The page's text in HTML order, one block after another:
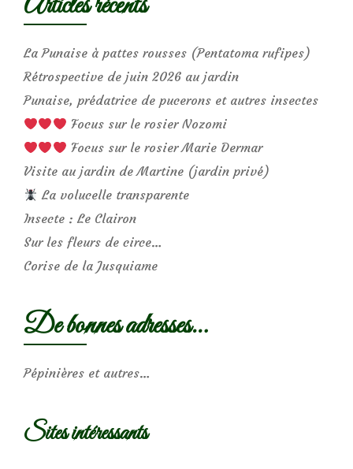
La Punaise à pattes rousses (Pentatoma rufipes)
Rétrospective de juin 2026 au jardin
Punaise, prédatrice de pucerons et autres insectes
Focus sur le rosier Nozomi
Focus sur le rosier Marie Dermar
Visite au jardin de Martine (jardin privé)
La volucelle transparente
Insecte : Le Clairon
Sur les fleurs de circe…
Corise de la Jusquiame
De bonnes adresses…
Pépinières et autres…
Sites intéressants